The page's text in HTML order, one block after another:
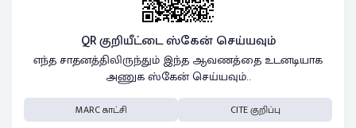
QR குறியீட்டை ஸ்கேன் செய்யவும்
எந்த சாதனத்திலிருந்தும் இந்த ஆவணத்தை உடனடியாக
அணுக ஸ்கேன் செய்யவும்..
MARC காட்சி CITE குறிப்பு